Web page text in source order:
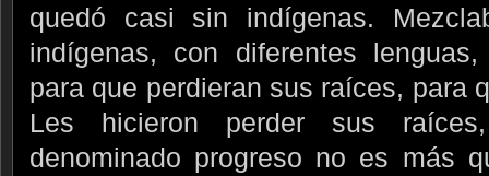
quedó casi sin indígenas.
indígenas, con diferentes
para que perdieran sus raíces, para
Les hicieron perder sus
denominado progreso no es más